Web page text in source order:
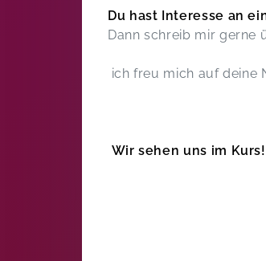
Du hast Interesse an
Dann schreib mir gerne
ich freu mich auf deine
Wir sehen uns im Kurs!